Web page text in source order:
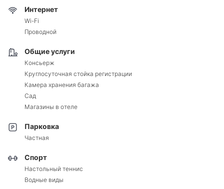
Интернет
Wi-Fi
Проводной
Общие услуги
Консьерж
Круглосуточная стойка регистрации
Камера хранения багажа
Сад
Магазины в отеле
Парковка
Частная
Спорт
Настольный теннис
Водные виды